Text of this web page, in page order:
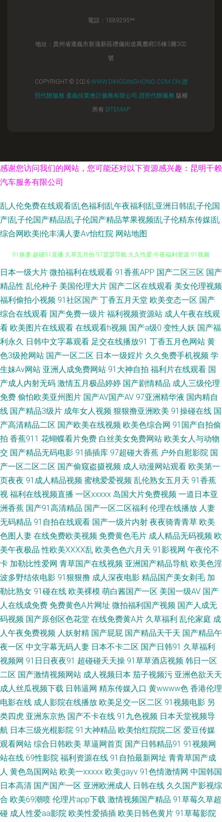
電話：1889295**
地址：貴州省遵義市新蒲新區禮儀街道萬麓府28棟3層302
號
COPYRIGHT © 2026 WWW.DINGDINGHONG.COM.CN 證
照代辦服務 遵義佳業會計服務有限公司 證照代辦服務 版權
所有 SITEMAP
感谢您访问我们的网站，您可能还对以下资源感兴趣：昆明干赖
汽车服务有限公司
乱人伦免费在线观看|乱色福利|乱午夜福利|乱亚洲日韩|乱子伦国
产|乱子伦国产精品|乱子伦国产精品苹果视频|乱子伦精东传媒|乱
综合网欧美|伦丰满人妻Av怡红院 网站地图
91麻豆黄 久久精品视频网 91欧美柠檬成人剧场 精品老司机 深夜成人影视
91换妻 超碰91直播 久草五月份 97瑟瑟导航 久久性爱 午夜福利资源 91视频
在线国产 韩国色片妈妈8 色悠悠伊人网 91青青视频 国产精品区域一 91cn在
线视频 国产熟女一区国产精品 午夜免费试看视频P 97超碰大香蕉 精品久热
在线观看 国产51视频 91情侣超碰 1024在线国产 成人精品 福利网站视频在
线91 激情啪啪在线观看91 豆花精品视频 日日操极品视觉盛宴 国产精品久久
青草婷婷五月天 影音先锋色小姐 91人人蜜桃网 午夜肏屄 91免费小视频在线
观看 精品免费产品精品资源 午夜成人精品福利 91精品大香蕉 国产精品一区
二区三 青草社区在线 91超碰在线播放 www美日AVcom 男人的天堂伊人网
91玖玖 超碰资源网总站 欧美日韩色色网 影音先锋色色网 97人人干 黄色片网
在线视频网站 激情五月天婷婷文学 中日韩成人在线不卡 男人的天堂午夜剧
场版 九草精品在线 日韩成人无码专区 久草网站 婷婷东京热亚洲 91熟女视频
播放 黑丝被入 婷婷黄色大网站 91官方在线免费在线观看 A片色图 麻豆日B
在线视频 91豆花永久视频完整 抖阴极品入口 人妻在线网站 1024在线视频
www日韩激情com 伦理视频91 亚州男人天堂 91丝袜自慰在线观看 海角社区
有码 日韩九七 91传媒视频免费观看 AV一级五五 九七人人操 五月婷婷欧美色
日韩 成人午夜剧场久久 91狠狠超碰 阿v视频在线免费观看 欧洲一级片 91色
搞 91公开超碰人人去8 精品丰满熟妇人妻一区 午夜精品久久精品 国产区夜
线91 老司机剧场 中文Av电影院 成人福利网站 欧美变态区 一本色道婷婷久久
91足恋网 日韩综合色色 91国产精品乱子伦 操熟女视频 久久精产品 亚洲色情
日本一级大片 微拍福利在线观看 91香蕉APP 国产二区三区 国产
精品性 乱伦种子 美国伦理大片 国产二区在线观看 美女伦理视频
福利偷拍小视频 91社区国产 丁香五月天堂 欧美变态一区 国产
综合在线观看 国产免费一级片 福利视频资源站 成人午夜在线观
看 欧美图片在线观看 在线观看h视频 国产a级0 变性人妖 国产福
利永久 日韩中文字幕观看 足交在线播放91 丁香五月色网站 黄
色3级抢网站 国产一区二区 日本一级婬片 久久免费手机视频 学
生妹Av网站 亚洲人成免费网站 91大神自拍 福利片在线观看 国
产成人内射无码 激情五月极品婷婷 国产剧情精品 成人三级伦理
免费 偷怕欧美亚州图片 国产AV国产AV 97亚洲精华液 国内精自
线 国产精品3级片 成年女人视频 狠狠撸亚洲欧美 91操碰在线 国
产高清精品二区 国产欧美在线视频 欧美色综合网 91国产自拍偷
拍 香蕉911 花蝴蝶看片免费 白丝美女免费网站 欧美女人与动物
交 国产精品无码电影 91插插库 97超碰大香蕉 户外自慰影院 国
产一区二区二区 国产偷窥盗摄视频 成人动漫网站观看 欧美第一
页夜夜 91成人精品视频 蜜桃爱爱视频 乱伦熟女五月天 91香蕉
视 福利在线视频直播 一区xxxxx 岛国大片免费视频 一道日本亚
洲香蕉 国产91高清精品 国产一区二区福利 伦理在线播放 人妻
无码精品 91自拍在线观看 国产一级片内射 夜夜骑青青草 欧美
色图人妻 在线免费欧美视频 免费黄色毛片 成人精品无码视频 欧
美午夜极品 性欧美ⅩⅩⅩⅩ乱 欧美色色六月天 91影视网 午夜伦不
卡 加勒比性爱网 青草国产在线视频 亚洲国产精品导航 欧美色淫
波多野结依电影 91狠狠撸 成人深夜电影 精品国产美女剃毛 加
勒比熟女 91碰在线 欧美裸模 萌白酱国产一区 美国一级AV 国产
人在线成免费 免费黄色A片网址 微拍福利国产视频 国产人成无
码视频 国产原创区色花堂 在线免费黄A片 久草福利 乱伦家庭 成
人午夜免费视频 人妖射精 国产屁屁 国产精品天干天 国产精品午
夜一区 中文字幕无码人妻 日本不卡二区 国产日韩91 久草福利
视频网 91日日夜夜91 超碰碰天天操 91草草酒店视频 韩日一区
二区 国产激情视频网站 成人视频日本 茄子视频污 亚洲色欲天天
成人丝瓜视频下载 日韩逼网 精东传媒入口 黄wwww色 香港伦理
电影在线 成人影院在线播放 欧美足交一区二区 91视频电影 另
类四虎 亚洲东京热 国产不卡在线 91九色视频 日本天堂视频导
航 日本三级光棍影院 91大神精品 欧美怡红院院二区 爱豆传媒
观看网站 综合日韩欧美 草逼网首页 国产日韩精品91 91视频网
站在线 69性影院 福利资源在线 91自拍最新网址 青青草国产成
人 黄色岛国网站 欧美一xxxxx 欧美gayv 91色情激情网 中国韩国
日本高清 国产国产一区 亚洲欧洲成人 日韩在线 久久国产影视综
合 欧美69潮喷 伦理片app下载 激情视频国产精品 91草莓久草超
碰 成人性爱aa影院 欧美性爱插插 欧美日韩色黄片 91草莓影院